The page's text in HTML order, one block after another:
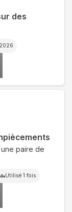
des
paire de
Utilisé 1 fois